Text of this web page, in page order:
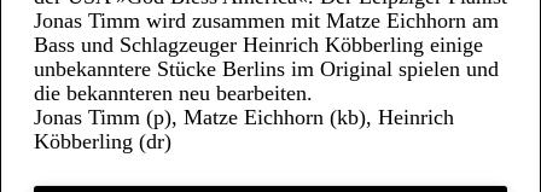
Jonas Timm wird zusammen mit Matze Eichhorn am
Bass und Schlagzeuger Heinrich Köbberling einige
unbekanntere Stücke Berlins im Original spielen und
die bekannteren neu bearbeiten.
Jonas Timm (p), Matze Eichhorn (kb), Heinrich
Köbberling (dr)